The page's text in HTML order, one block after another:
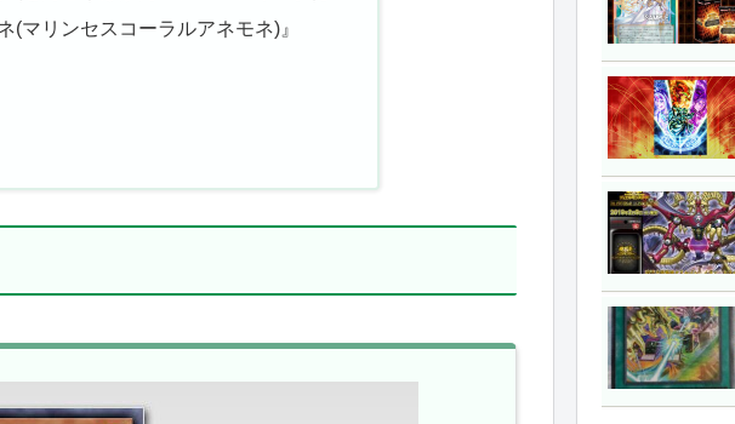
(マリンセスコーラルアネモネ)』